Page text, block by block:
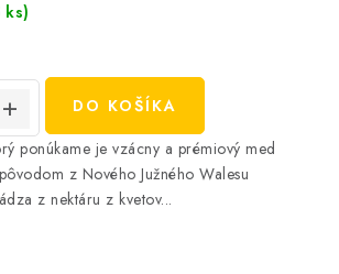
ks)
DO KOŠÍKA
ponúkame je vzácny a prémiový med
z Nového Južného Walesu
z nektáru z kvetov...